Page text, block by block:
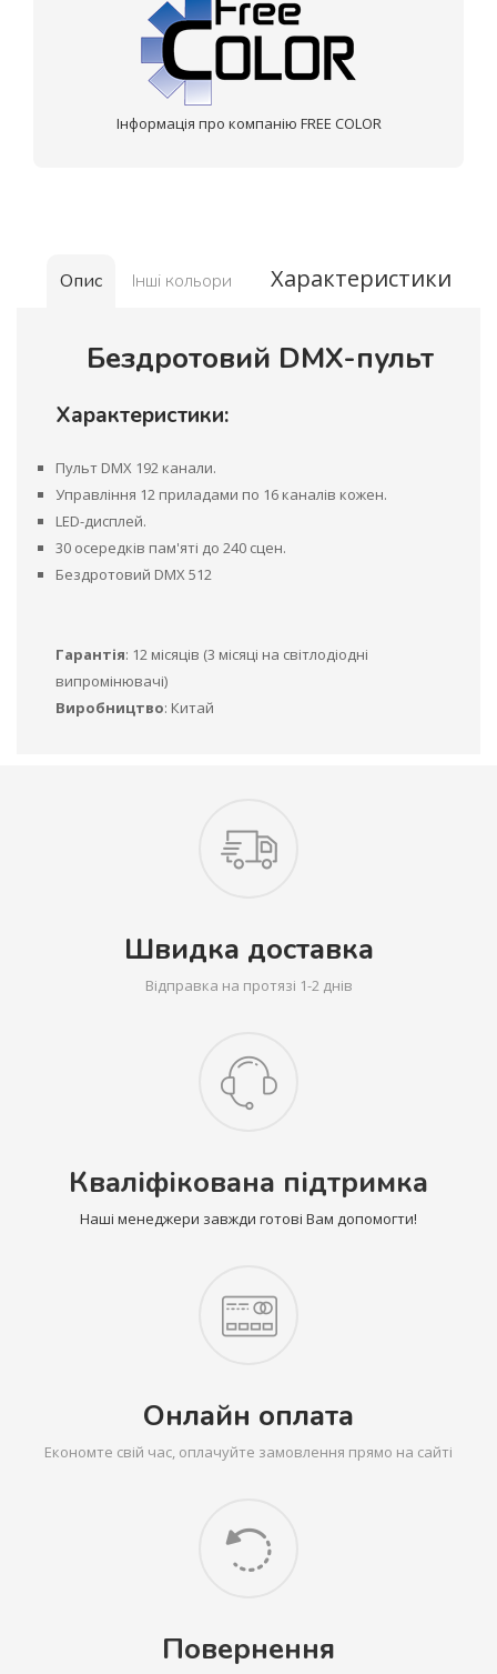
Інформація про компанію FREE COLOR
Опис Інші кольори Характеристики
Бездротовий DMX-пульт
Характеристики:
Пульт DMX 192 канали.
Управління 12 приладами по 16 каналів кожен.
LED-дисплей.
30 осередків пам'яті до 240 сцен.
Бездротовий DMX 512
Гарантія: 12 місяців (3 місяці на світлодіодні
випромінювачі)
Виробництво: Китай
Швидка доставка
Відправка на протязі 1-2 днів
Кваліфікована підтримка
Наші менеджери завжди готові Вам допомогти!
Онлайн оплата
Економте свій час, оплачуйте замовлення прямо на сайті
Повернення